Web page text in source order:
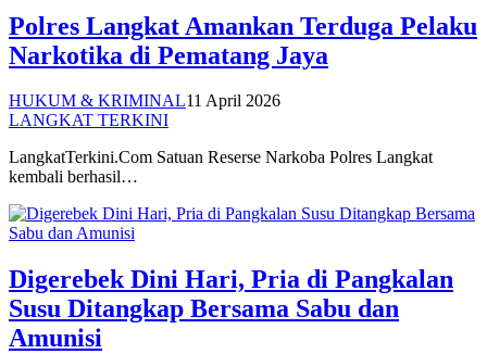
Polres Langkat Amankan Terduga Pelaku
Narkotika di Pematang Jaya
HUKUM & KRIMINAL11 April 2026
LANGKAT TERKINI
LangkatTerkini.Com Satuan Reserse Narkoba Polres Langkat
kembali berhasil…
Digerebek Dini Hari, Pria di Pangkalan
Susu Ditangkap Bersama Sabu dan
Amunisi